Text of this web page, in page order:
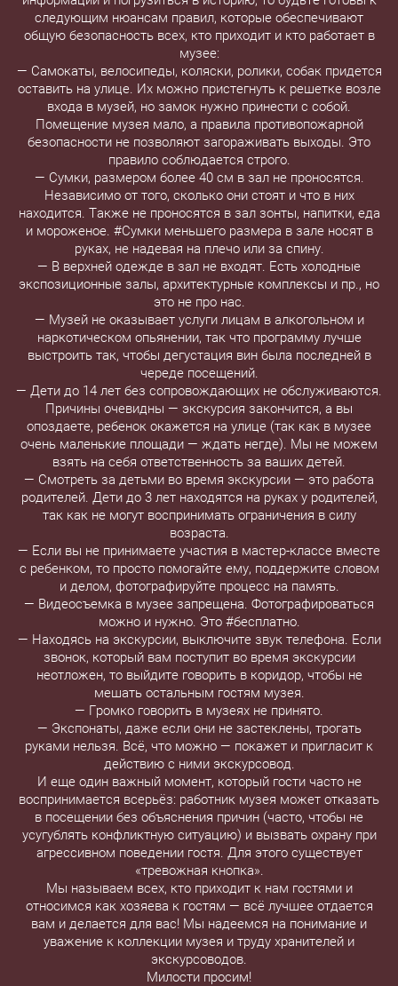
следующим нюансам правил, которые обеспечивают
общую безопасность всех, кто приходит и кто работает в
музее:
— Самокаты, велосипеды, коляски, ролики, собак придется
оставить на улице. Их можно пристегнуть к решетке возле
входа в музей, но замок нужно принести с собой.
Помещение музея мало, а правила противопожарной
безопасности не позволяют загораживать выходы. Это
правило соблюдается строго.
— Сумки, размером более 40 см в зал не проносятся.
Независимо от того, сколько они стоят и что в них
находится. Также не проносятся в зал зонты, напитки, еда
и мороженое. #Сумки меньшего размера в зале носят в
руках, не надевая на плечо или за спину.
— В верхней одежде в зал не входят. Есть холодные
экспозиционные залы, архитектурные комплексы и пр., но
это не про нас.
— Музей не оказывает услуги лицам в алкогольном и
наркотическом опьянении, так что программу лучше
выстроить так, чтобы дегустация вин была последней в
череде посещений.
— Дети до 14 лет без сопровождающих не обслуживаются.
Причины очевидны — экскурсия закончится, а вы
опоздаете, ребенок окажется на улице (так как в музее
очень маленькие площади — ждать негде). Мы не можем
взять на себя ответственность за ваших детей.
— Смотреть за детьми во время экскурсии — это работа
родителей. Дети до 3 лет находятся на руках у родителей,
так как не могут воспринимать ограничения в силу
возраста.
— Если вы не принимаете участия в мастер-классе вместе
с ребенком, то просто помогайте ему, поддержите словом
и делом, фотографируйте процесс на память.
— Видеосъемка в музее запрещена. Фотографироваться
можно и нужно. Это #бесплатно.
— Находясь на экскурсии, выключите звук телефона. Если
звонок, который вам поступит во время экскурсии
неотложен, то выйдите говорить в коридор, чтобы не
мешать остальным гостям музея.
— Громко говорить в музеях не принято.
— Экспонаты, даже если они не застеклены, трогать
руками нельзя. Всё, что можно — покажет и пригласит к
действию с ними экскурсовод.
И еще один важный момент, который гости часто не
воспринимается всерьёз: работник музея может отказать
в посещении без объяснения причин (часто, чтобы не
усугублять конфликтную ситуацию) и вызвать охрану при
агрессивном поведении гостя. Для этого существует
«тревожная кнопка».
Мы называем всех, кто приходит к нам гостями и
относимся как хозяева к гостям — всё лучшее отдается
вам и делается для вас! Мы надеемся на понимание и
уважение к коллекции музея и труду хранителей и
экскурсоводов.
Милости просим!